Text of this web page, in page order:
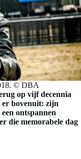
© DBA
op vijf decennia
er bovenuit: zijn
ontspannen
die memorabele dag